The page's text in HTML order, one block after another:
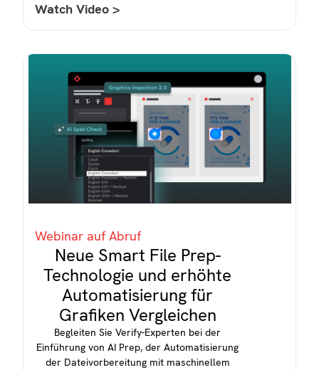
Watch Video >
Webinar auf Abruf
Neue Smart File Prep-
Technologie und erhöhte
Automatisierung für
Grafiken Vergleichen
Begleiten Sie Verify-Experten bei der
Einführung von AI Prep, der Automatisierung
der Dateivorbereitung mit maschinellem